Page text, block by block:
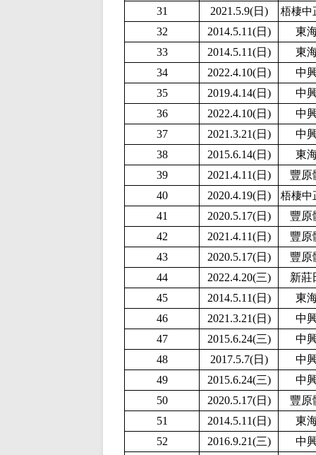
31 2021.5.9(日) 梧棲中
32 2014.5.11(日)
東
33
2014.5.11(日)
東
34
2022.4.10(日)
中
35
2019.4.14(日)
中
36
2022.4.10(日)
中
37
2021.3.21(日)
中
38
2015.6.14(日)
東
39
2021.4.11(日)
豐原
40
2020.4.19(日) 梧棲中
41 2020.5.17(日)
豐原
42
2021.4.11(日)
豐原
43
2020.5.17(日)
豐原
44
2022.4.20(三)
新莊
45
2014.5.11(日)
東
46
2021.3.21(日)
中
47
2015.6.24(三)
中
48
2017.5.7(日)
中
49
2015.6.24(三)
中
50
2020.5.17(日)
豐原
51
2014.5.11(日)
東
52
2016.9.21(三)
中